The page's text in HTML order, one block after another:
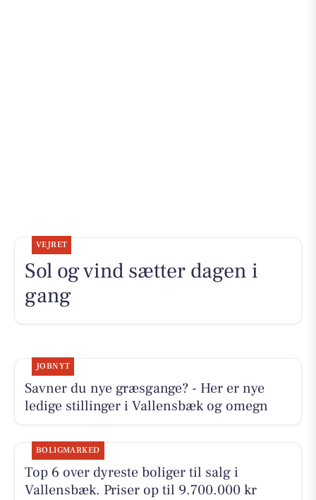
VEJRET
Sol og vind sætter dagen i
gang
JOBNYT
Savner du nye græsgange? - Her er nye
ledige stillinger i Vallensbæk og omegn
BOLIGMARKED
Top 6 over dyreste boliger til salg i
Vallensbæk. Priser op til 9.700.000 kr